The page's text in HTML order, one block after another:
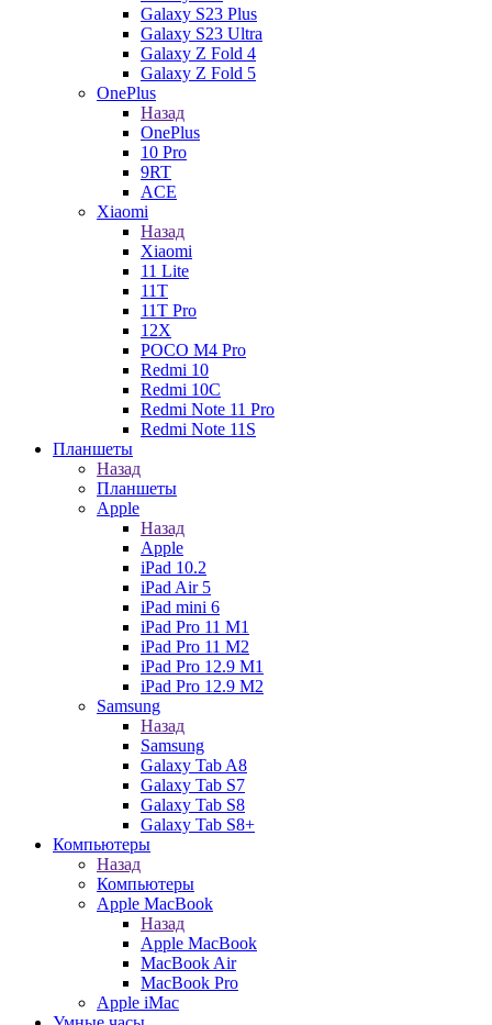
Galaxy S23 Plus
Galaxy S23 Ultra
Galaxy Z Fold 4
Galaxy Z Fold 5
OnePlus
Назад
OnePlus
10 Pro
9RT
ACE
Xiaomi
Назад
Xiaomi
11 Lite
11T
11T Pro
12X
POCO M4 Pro
Redmi 10
Redmi 10C
Redmi Note 11 Pro
Redmi Note 11S
Планшеты
Назад
Планшеты
Apple
Назад
Apple
iPad 10.2
iPad Air 5
iPad mini 6
iPad Pro 11 M1
iPad Pro 11 M2
iPad Pro 12.9 M1
iPad Pro 12.9 M2
Samsung
Назад
Samsung
Galaxy Tab A8
Galaxy Tab S7
Galaxy Tab S8
Galaxy Tab S8+
Компьютеры
Назад
Компьютеры
Apple MacBook
Назад
Apple MacBook
MacBook Air
MacBook Pro
Apple iMac